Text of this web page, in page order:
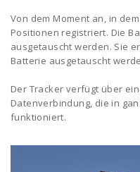
Von dem Moment an, in
Positionen registriert. Die
ausgetauscht werden. Sie
Batterie ausgetauscht
Der Tracker verfügt über
Datenverbindung, die in
funktioniert.